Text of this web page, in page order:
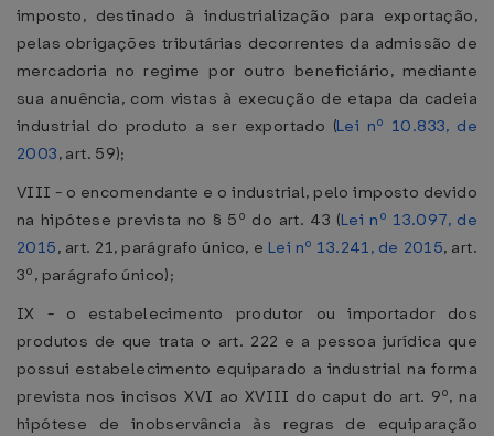
imposto, destinado à industrialização para exportação,
pelas obrigações tributárias decorrentes da admissão de
mercadoria no regime por outro beneficiário, mediante
sua anuência, com vistas à execução de etapa da cadeia
industrial do produto a ser exportado (Lei nº 10.833, de
2003, art. 59);
VIII - o encomendante e o industrial, pelo imposto devido
na hipótese prevista no § 5º do art. 43 (Lei nº 13.097, de
2015, art. 21, parágrafo único, e Lei nº 13.241, de 2015, art.
3º, parágrafo único);
IX - o estabelecimento produtor ou importador dos
produtos de que trata o art. 222 e a pessoa jurídica que
possui estabelecimento equiparado a industrial na forma
prevista nos incisos XVI ao XVIII do caput do art. 9º, na
hipótese de inobservância às regras de equiparação